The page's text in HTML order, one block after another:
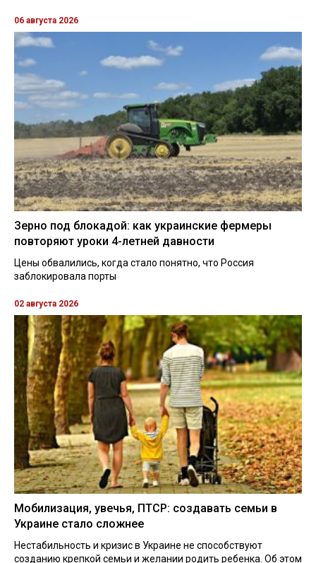
06 августа 2026
Зерно под блокадой: как украинские фермеры
повторяют уроки 4-летней давности
Цены обвалились, когда стало понятно, что Россия
заблокировала порты
02 августа 2026
Мобилизация, увечья, ПТСР: создавать семьи в
Украине стало сложнее
Нестабильность и кризис в Украине не способствуют
созданию крепкой семьи и желании родить ребенка. Об этом